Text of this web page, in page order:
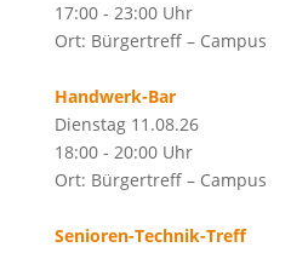
17:00 - 23:00 Uhr
Ort: Bürgertreff – Campus
Handwerk-Bar
Dienstag 11.08.26
18:00 - 20:00 Uhr
Ort: Bürgertreff – Campus
Senioren-Technik-Treff